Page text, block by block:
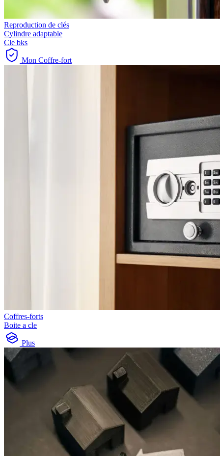
Reproduction de clés
Cylindre adaptable
Cle bks
Mon Coffre-fort
Coffres-forts
Boite a cle
Plus